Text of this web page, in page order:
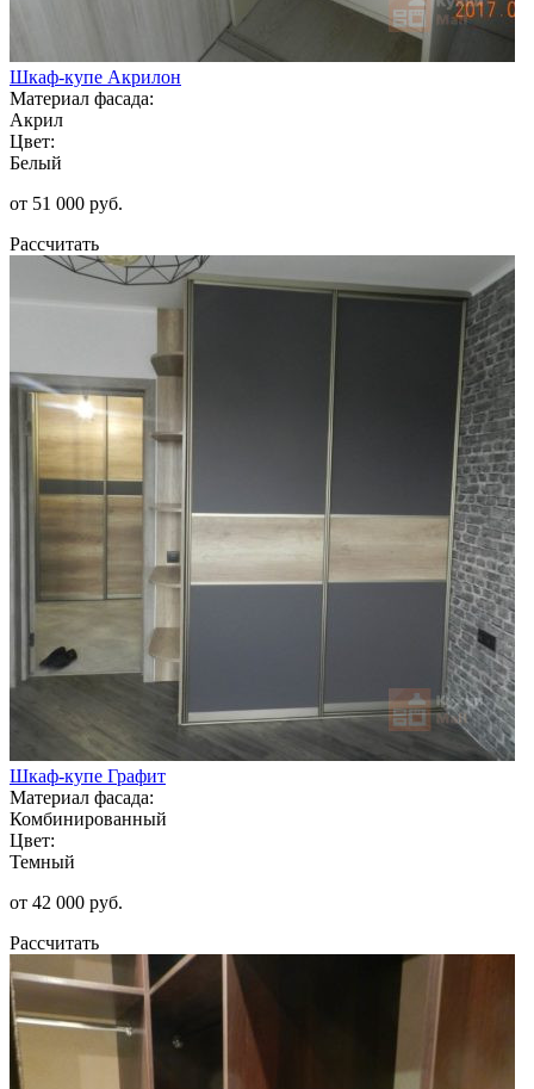
Шкаф-купе Акрилон
Материал фасада:
Акрил
Цвет:
Белый
от 51 000 руб.
Рассчитать
Шкаф-купе Графит
Материал фасада:
Комбинированный
Цвет:
Темный
от 42 000 руб.
Рассчитать